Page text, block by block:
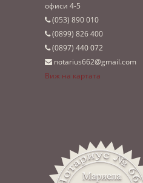
офиси 4-5
(053)­ 890 010
(0899)­ 826 400
(0897)­ 440 072
notarius662@gmail.com
Виж на картата